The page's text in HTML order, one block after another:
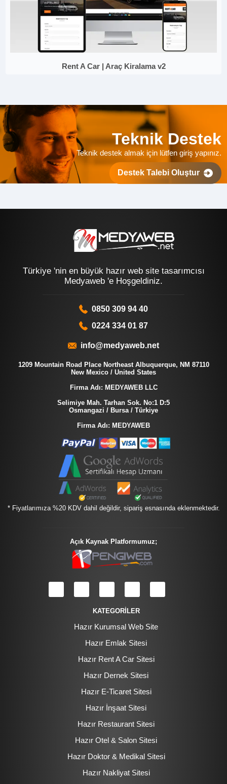
Rent A Car | Araç Kiralama v2
Teknik Destek
Teknik destek almak için lütfen giriş yapınız.
Destek Talebi Oluştur
Türkiye 'nin en büyük hazır web site tasarımcısı
Medyaweb 'e Hoşgeldiniz.
0850 309 94 40
0224 334 01 87
info@medyaweb.net
1209 Mountain Road Place Northeast Albuquerque, NM 87110
New Mexico / United States
Firma Adı: MEDYAWEB LLC
Selimiye Mah. Tarhan Sok. No:1 D:5
Osmangazi / Bursa / Türkiye
Firma Adı: MEDYAWEB
* Fiyatlarımıza %20 KDV dahil değildir, sipariş esnasında eklenmektedir.
Açık Kaynak Platformumuz;
KATEGORİLER
Hazır Kurumsal Web Site
Hazır Emlak Sitesi
Hazır Rent A Car Sitesi
Hazır Dernek Sitesi
Hazır E-Ticaret Sitesi
Hazır İnşaat Sitesi
Hazır Restaurant Sitesi
Hazır Otel & Salon Sitesi
Hazır Doktor & Medikal Sitesi
Hazır Nakliyat Sitesi